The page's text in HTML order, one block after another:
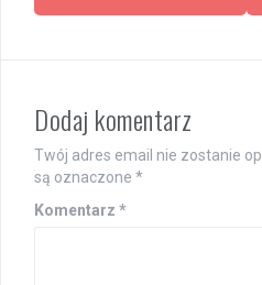
Dodaj komentarz
Twój adres email nie zostanie
są oznaczone *
Komentarz *